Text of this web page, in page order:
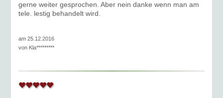
gerne weiter gesprochen. Aber nein danke wenn man am
tele. lestig behandelt wird.
am 25.12.2016
von Kla*********